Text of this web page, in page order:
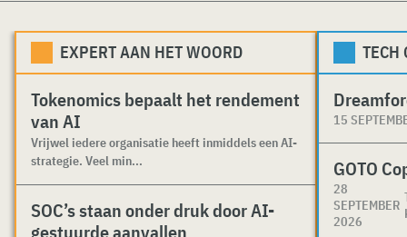
EXPERT AAN HET WOORD
Tokenomics bepaalt het rendement
van AI
Vrijwel iedere organisatie heeft inmiddels een AI-
strategie. Veel min...
SOC’s staan onder druk door AI-
gestuurde aanvallen
TECH
15
GOTO
28
SEPTEMBER
2026